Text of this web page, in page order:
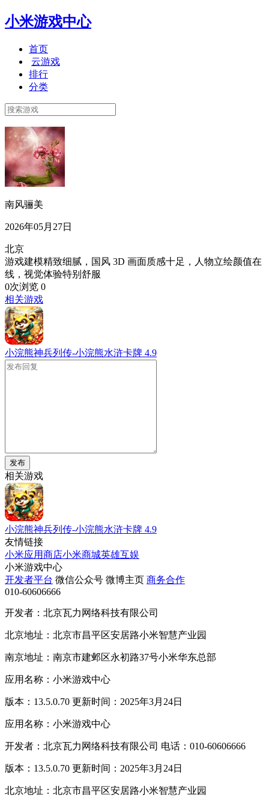
小米游戏中心
首页
云游戏
排行
分类
南风骊美
2026年05月27日
北京
游戏建模精致细腻，国风 3D 画面质感十足，人物立绘颜值在
线，视觉体验特别舒服
0次浏览 0
相关游戏
小浣熊神兵列传-小浣熊水浒卡牌 4.9
发布
相关游戏
小浣熊神兵列传-小浣熊水浒卡牌 4.9
友情链接
小米应用商店小米商城英雄互娱
小米游戏中心
开发者平台 微信公众号 微博主页 商务合作
010-60606666
开发者：北京瓦力网络科技有限公司
北京地址：北京市昌平区安居路小米智慧产业园
南京地址：南京市建邺区永初路37号小米华东总部
应用名称：小米游戏中心
版本：13.5.0.70 更新时间：2025年3月24日
应用名称：小米游戏中心
开发者：北京瓦力网络科技有限公司 电话：010-60606666
版本：13.5.0.70 更新时间：2025年3月24日
北京地址：北京市昌平区安居路小米智慧产业园